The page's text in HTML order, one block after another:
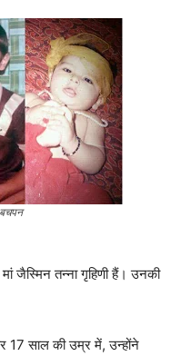
जैस्मिन तन्ना गृहिणी हैं। उनकी
17 साल की उम्र में, उन्होंने